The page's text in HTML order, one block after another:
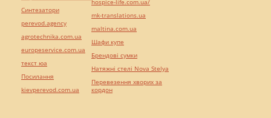
Синтезатори
perevod.agency
agrotechnika.com.ua
europeservice.com.ua
текст юа
Посилання
kievperevod.com.ua
hospice-life.com.ua/
mk-translations.ua
maltina.com.ua
Шафи купе
Брендові сумки
Натяжні стелі Nova Stelya
Перевезення хворих за
кордон